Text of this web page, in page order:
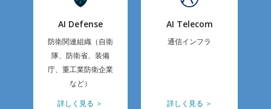
AI Defense
防衛関連組織（自衛
隊、防衛省、装備
庁、重工業防衛企業
など）
詳しく見る ＞
AI Telecom
通信インフラ
詳しく見る ＞